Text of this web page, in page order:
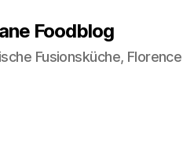
Foodblog
Fusionsküche,